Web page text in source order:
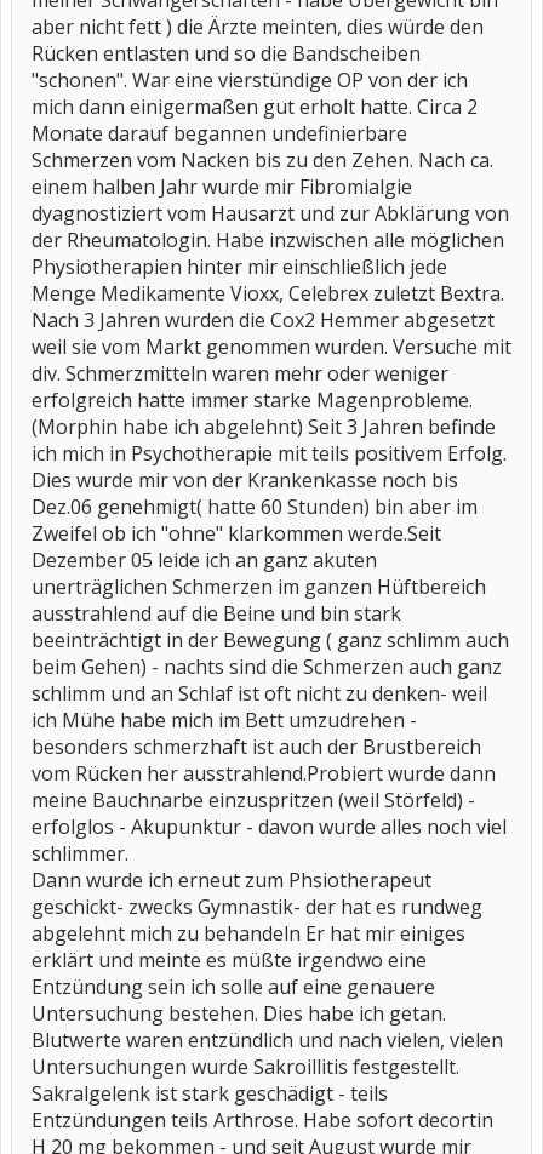
aber nicht fett ) die Ärzte meinten, dies würde den
Rücken entlasten und so die Bandscheiben
"schonen". War eine vierstündige OP von der ich
mich dann einigermaßen gut erholt hatte. Circa 2
Monate darauf begannen undefinierbare
Schmerzen vom Nacken bis zu den Zehen. Nach ca.
einem halben Jahr wurde mir Fibromialgie
dyagnostiziert vom Hausarzt und zur Abklärung von
der Rheumatologin. Habe inzwischen alle möglichen
Physiotherapien hinter mir einschließlich jede
Menge Medikamente Vioxx, Celebrex zuletzt Bextra.
Nach 3 Jahren wurden die Cox2 Hemmer abgesetzt
weil sie vom Markt genommen wurden. Versuche mit
div. Schmerzmitteln waren mehr oder weniger
erfolgreich hatte immer starke Magenprobleme.
(Morphin habe ich abgelehnt) Seit 3 Jahren befinde
ich mich in Psychotherapie mit teils positivem Erfolg.
Dies wurde mir von der Krankenkasse noch bis
Dez.06 genehmigt( hatte 60 Stunden) bin aber im
Zweifel ob ich "ohne" klarkommen werde.Seit
Dezember 05 leide ich an ganz akuten
unerträglichen Schmerzen im ganzen Hüftbereich
ausstrahlend auf die Beine und bin stark
beeinträchtigt in der Bewegung ( ganz schlimm auch
beim Gehen) - nachts sind die Schmerzen auch ganz
schlimm und an Schlaf ist oft nicht zu denken- weil
ich Mühe habe mich im Bett umzudrehen -
besonders schmerzhaft ist auch der Brustbereich
vom Rücken her ausstrahlend.Probiert wurde dann
meine Bauchnarbe einzuspritzen (weil Störfeld) -
erfolglos - Akupunktur - davon wurde alles noch viel
schlimmer.
Dann wurde ich erneut zum Phsiotherapeut
geschickt- zwecks Gymnastik- der hat es rundweg
abgelehnt mich zu behandeln Er hat mir einiges
erklärt und meinte es müßte irgendwo eine
Entzündung sein ich solle auf eine genauere
Untersuchung bestehen. Dies habe ich getan.
Blutwerte waren entzündlich und nach vielen, vielen
Untersuchungen wurde Sakroillitis festgestellt.
Sakralgelenk ist stark geschädigt - teils
Entzündungen teils Arthrose. Habe sofort decortin
H 20 mg bekommen - und seit August wurde mir